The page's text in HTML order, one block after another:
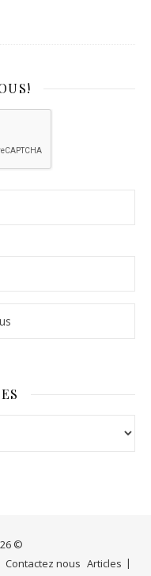
©
Contactez nous Articles